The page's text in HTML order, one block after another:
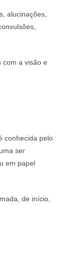
alucinações,
com a visão e
conhecida pelo
ser
em papel
de início,